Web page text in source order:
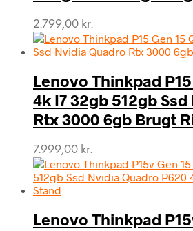
2.799,00 kr.
Lenovo Thinkpad
4k I7 32gb 512gb
Rtx 3000 6gb Brugt
7.999,00 kr.
Lenovo Thinkpad